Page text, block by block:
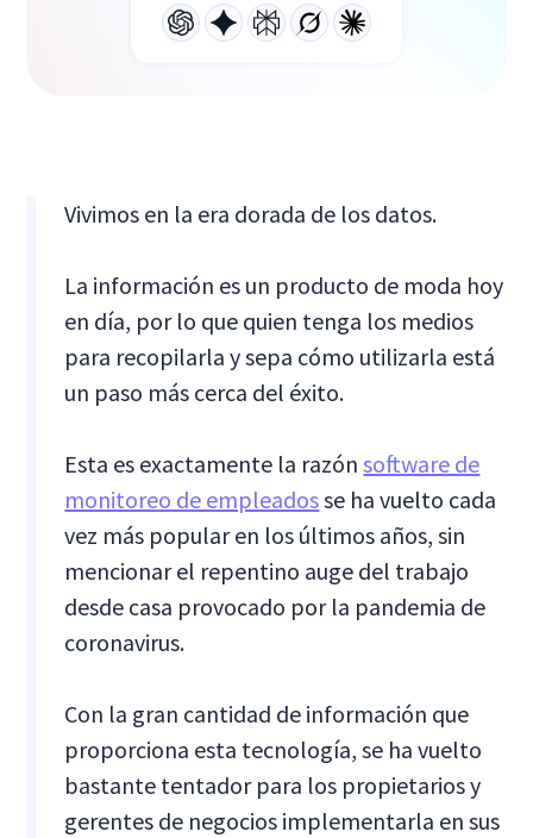
Vivimos en la era dorada de los datos.
La información es un producto de moda hoy
en día, por lo que quien tenga los medios
para recopilarla y sepa cómo utilizarla está
un paso más cerca del éxito.
Esta es exactamente la razónsoftware de
monitoreo de empleadosse ha vuelto cada
vez más popular en los últimos años, sin
mencionar el repentino auge del trabajo
desde casa provocado por la pandemia de
coronavirus.
Con la gran cantidad de información que
proporciona esta tecnología, se ha vuelto
bastante tentador para los propietarios y
gerentes de negocios implementarla en sus